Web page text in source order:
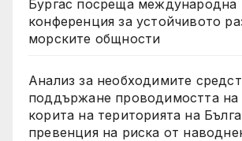
Бургас посреща международна
конференция за устойчивото
морските общности
Анализ за необходимите
поддържане проводимостта на
корита на територията на
превенция на риска от